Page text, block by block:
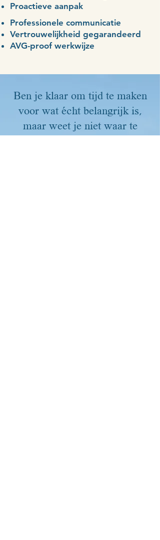
Proactieve aanpak
Professionele communicatie
Vertrouwelijkheid gegarandeerd
AVG-proof werkwijze
Ben je klaar om tijd te maken
voor wat écht belangrijk is,
maar weet je niet waar te